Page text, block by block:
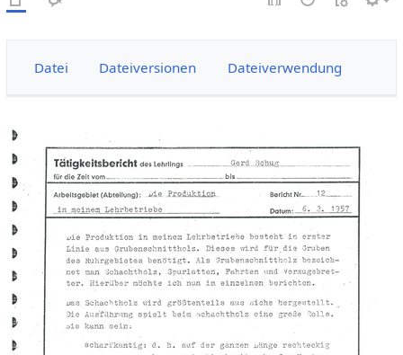
Datei Dateiversionen Dateiverwendung